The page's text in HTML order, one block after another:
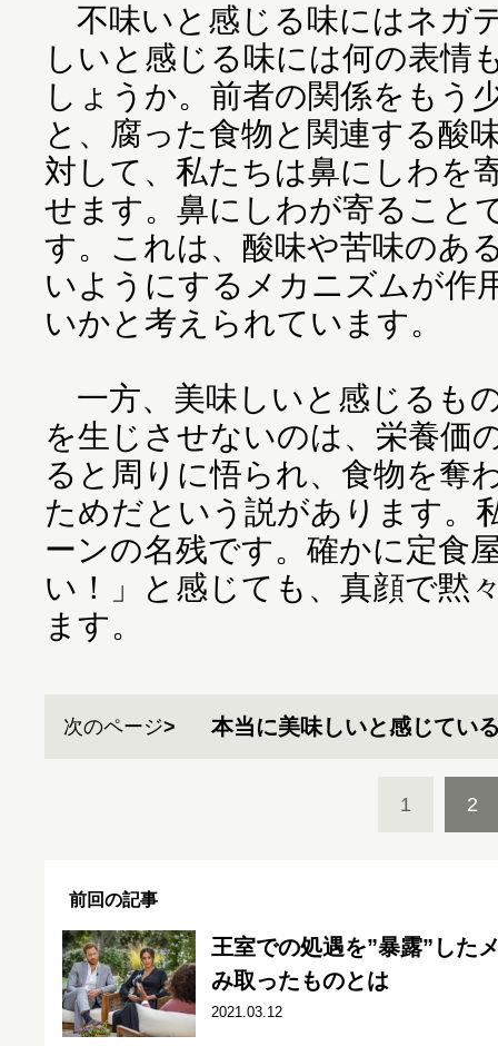
不味いと感じる味にはネガ
しいと感じる味には何の表情
しょうか。前者の関係をもう
と、腐った食物と関連する酸
対して、私たちは鼻にしわを
せます。鼻にしわが寄ること
す。これは、酸味や苦味のあ
いようにするメカニズムが作
いかと考えられています。
一方、美味しいと感じるも
を生じさせないのは、栄養価
ると周りに悟られ、食物を奪
ためだという説があります。
ーンの名残です。確かに定食
い！」と感じても、真顔で黙
ます。
次のページ 本当に美味しいと感じてい
1 2
前回の記事
王室での処遇を”暴露”した
み取ったものとは
2021.03.12